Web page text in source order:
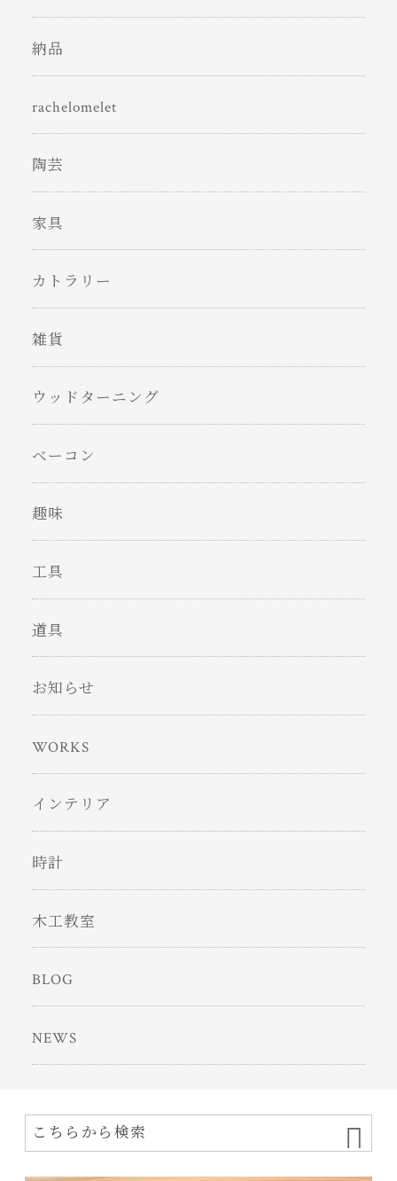
納品
rachelomelet
陶芸
家具
カトラリー
雑貨
ウッドターニング
ベーコン
趣味
工具
道具
お知らせ
WORKS
インテリア
時計
木工教室
BLOG
NEWS